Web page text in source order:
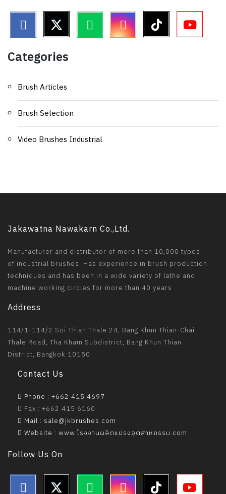
Categories
Brush Articles
Brush Selection
Video Brushes Industrial
Jakawatna Nawakarn Co.,Ltd.
Manufacturer and distributor of more than 10,000 types
of industrial brushes. Has experience in brush production
techniques and has been in a wide variety of lathe and
machine working circles for more than 40 years
Address
114/1-114/2 Soi Thian Thale 24, Bang Khun Thian-Chai
Thale Road, Tha Kham Subdistrict, Bang Khun Thian
District, Bangkok 10150
Contact Us
Phone : +662 415 4697
Fax : +662 415 6160
Mail : sale@jkbrushes.com
Website : www.โรงงานผลิตแปรงอุตสาหกรรม.com
Follow Us On